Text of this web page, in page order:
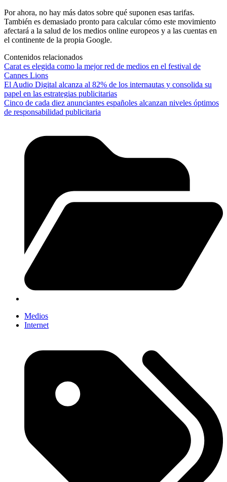
Por ahora, no hay más datos sobre qué suponen esas tarifas.
También es demasiado pronto para calcular cómo este movimiento
afectará a la salud de los medios online europeos y a las cuentas en
el continente de la propia Google.
Contenidos relacionados
Carat es elegida como la mejor red de medios en el festival de
Cannes Lions
El Audio Digital alcanza al 82% de los internautas y consolida su
papel en las estrategias publicitarias
Cinco de cada diez anunciantes españoles alcanzan niveles óptimos
de responsabilidad publicitaria
Medios
Internet